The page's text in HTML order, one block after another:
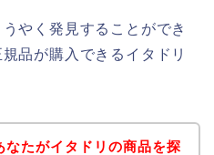
やく発見することができ
品が購入できるイタドリ
なたがイタドリの商品を探